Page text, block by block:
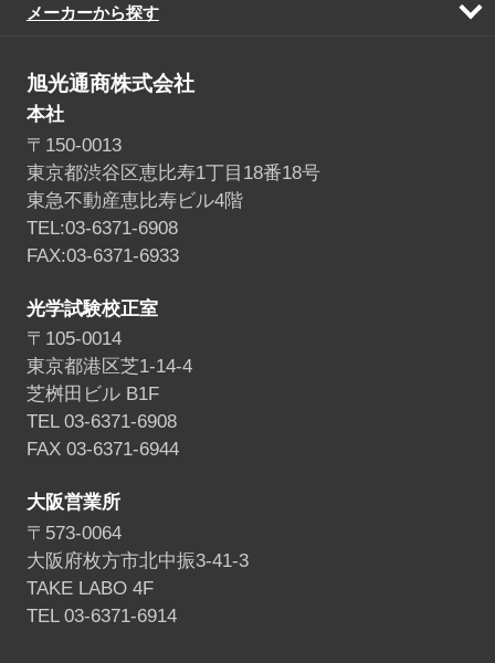
メーカーから探す
開
旭光通商株式会社
本社
〒150-0013
東京都渋谷区恵比寿1丁目18番18号
東急不動産恵比寿ビル4階
TEL:03-6371-6908
FAX:03-6371-6933
光学試験校正室
〒105-0014
東京都港区芝1-14-4
芝桝田ビル B1F
TEL 03-6371-6908
FAX 03-6371-6944
大阪営業所
〒573-0064
大阪府枚方市北中振3-41-3
TAKE LABO 4F
TEL 03-6371-6914